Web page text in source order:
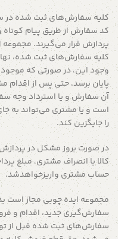
کلیه سفارش‌‏های ثبت شده در
کد سفارش از طریق پیام
پردازش قرار می‏‌گیرند.
کلیه سفارش‌‏های ثبت شده،
وجود این، در صورتی که
پایان برسد، حتی پس از
آن سفارش و یا استرداد وجه
است و یا مشتری می‏‌تواند به
را جایگزین کند.
در صورت بروز مشکل در
حساب مشتری واریزخواهدشد.
مجموعه ایده چوبی مجاز است
سفارش‌‏گیری جدید، اقدام و
سفارش‌‏های ثبت شده قبل از